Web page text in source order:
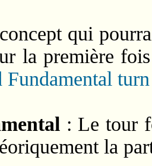
qui
la première
Fundamental turn
: Le tour
la